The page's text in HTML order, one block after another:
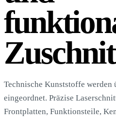
Technische Kunststoffe
eingeordnet. Präzise
Frontplatten, Funktionsteile,